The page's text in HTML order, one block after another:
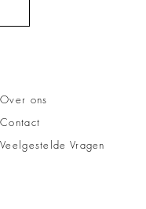
Over ons
Contact
Veelgestelde Vragen